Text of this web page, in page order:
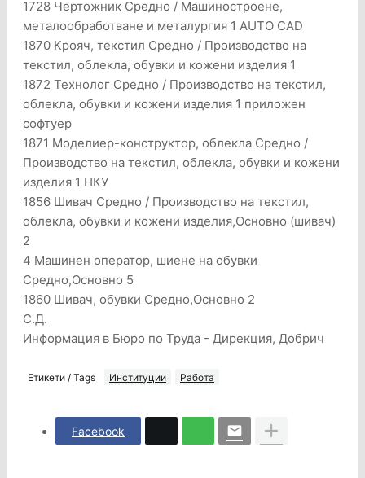
1728 Чертожник Средно / Машиностроене,
металообработване и металургия 1 AUTO CAD
1870 Крояч, текстил Средно / Производство на
текстил, облекла, обувки и кожени изделия 1
1872 Технолог Средно / Производство на текстил,
облекла, обувки и кожени изделия 1 приложен
софтуер
1871 Моделиер-конструктор, облекла Средно /
Производство на текстил, облекла, обувки и кожени
изделия 1 НКУ
1856 Шивач Средно / Производство на текстил,
облекла, обувки и кожени изделия,Основно (шивач)
2
4 Машинен оператор, шиене на обувки
Средно,Основно 5
1860 Шивач, обувки Средно,Основно 2
С.Д.
Информация в Бюро по Труда - Дирекция, Добрич
Етикети / Tags Институции Работа
Facebook